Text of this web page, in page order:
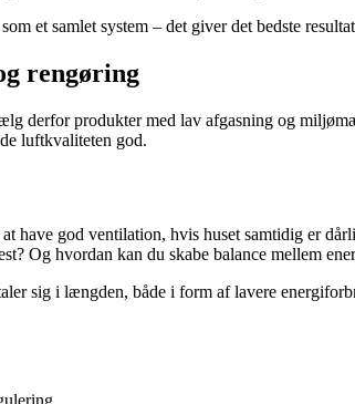
et samlet system – det giver det bedste
rengøring
derfor produkter med lav afgasning og
luftkvaliteten god.
have god ventilation, hvis huset samtidig er
Og hvordan kan du skabe balance mellem
sig i længden, både i form af lavere